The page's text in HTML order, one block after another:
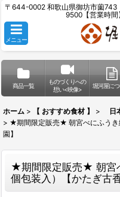
〒644-0002 和歌山県御坊市薗
9500【営業時
メニュー
商品一覧
ものづくりへの
想い<映像>
堀河屋に
ホーム > 【 おすすめ食材 】 >
日
> ★期間限定販売★ 朝宮べにふうき
園】
★期間限定販売★ 朝宮
個包装入）【かたぎ古香